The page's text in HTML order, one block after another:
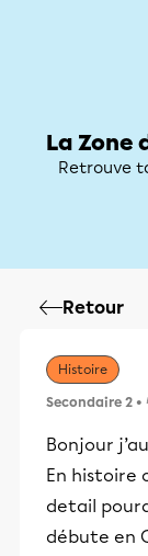
La Zone
Retrouve
Retour
Histoire
Secondaire 2 •
Bonjour
En histoire
detail
débute en